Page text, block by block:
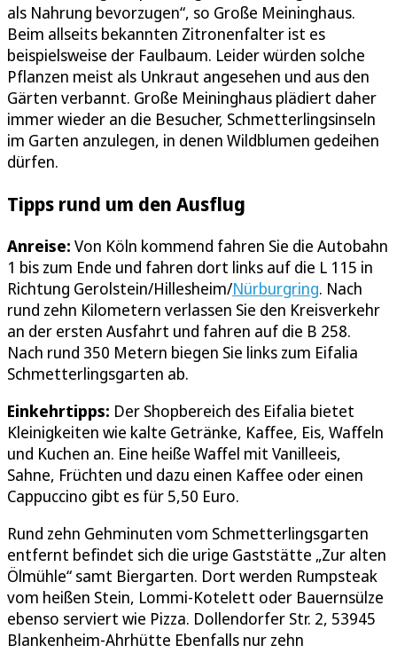
als Nahrung bevorzugen“, so Große Meininghaus.
Beim allseits bekannten Zitronenfalter ist es
beispielsweise der Faulbaum. Leider würden solche
Pflanzen meist als Unkraut angesehen und aus den
Gärten verbannt. Große Meininghaus plädiert daher
immer wieder an die Besucher, Schmetterlingsinseln
im Garten anzulegen, in denen Wildblumen gedeihen
dürfen.
Tipps rund um den Ausflug
Anreise: Von Köln kommend fahren Sie die Autobahn
1 bis zum Ende und fahren dort links auf die L 115 in
Richtung Gerolstein/Hillesheim/Nürburgring. Nach
rund zehn Kilometern verlassen Sie den Kreisverkehr
an der ersten Ausfahrt und fahren auf die B 258.
Nach rund 350 Metern biegen Sie links zum Eifalia
Schmetterlingsgarten ab.
Einkehrtipps: Der Shopbereich des Eifalia bietet
Kleinigkeiten wie kalte Getränke, Kaffee, Eis, Waffeln
und Kuchen an. Eine heiße Waffel mit Vanilleeis,
Sahne, Früchten und dazu einen Kaffee oder einen
Cappuccino gibt es für 5,50 Euro.
Rund zehn Gehminuten vom Schmetterlingsgarten
entfernt befindet sich die urige Gaststätte „Zur alten
Ölmühle“ samt Biergarten. Dort werden Rumpsteak
vom heißen Stein, Lommi-Kotelett oder Bauernsülze
ebenso serviert wie Pizza. Dollendorfer Str. 2, 53945
Blankenheim-Ahrhütte Ebenfalls nur zehn